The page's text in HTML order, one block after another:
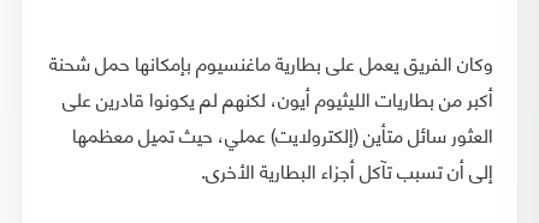
وكان الفريق يعمل على بطارية ماغنسيوم بإمكانها حمل شحنة
أكبر من بطاريات الليثيوم أيون، لكنهم لم يكونوا قادرين على
العثور سائل متأين (إلكترولايت) عملي، حيث تميل معظمها
إلى أن تسبب تآكل أجزاء البطارية الأخرى.